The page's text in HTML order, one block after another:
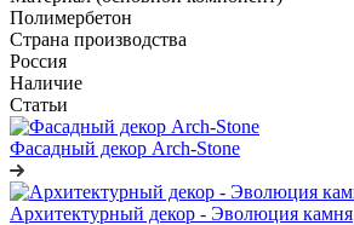
Полимербетон
Страна производства
Россия
Наличие
Статьи
Фасадный декор Arch-Stone
Архитектурный декор - Эволюция камня